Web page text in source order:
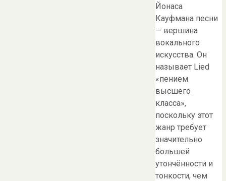
Йонаса
Кауфмана песни
— вершина
вокального
искусства. Он
называет Lied
«пением
высшего
класса»,
поскольку этот
жанр требует
значительно
большей
утончённости и
тонкости, чем